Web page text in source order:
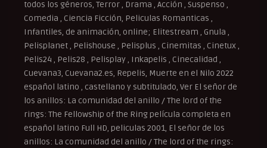
todos los géneros, Terror , Drama , Acción , Suspenso ,
Comedia , Ciencia Ficción, Peliculas Romanticas ,
Infantiles, de animación, online; Elitestream , Gnula ,
Pelisplanet , Pelishouse , Pelisplus , Cinemitas , Cinetux ,
Pelis24 , Pelis28 , Pelisplay , Inkapelis , Cinecalidad ,
Cuevana3, Cuevana2.es, Repelis, Muerte en el Nilo 2022
español latino , castellano y subtitulado, Ver El señor de
los anillos: La comunidad del anillo / The lord of the
rings: The Fellowship of the Ring película completa en
español latino Full HD, peliculas 2001, El señor de los
anillos: La comunidad del anillo / The lord of the rings: